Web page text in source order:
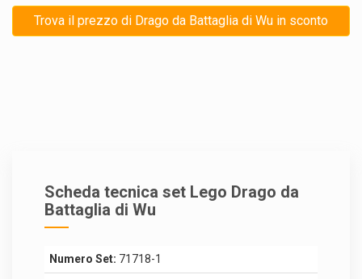
Trova il prezzo di Drago da Battaglia di Wu in sconto
Scheda tecnica set Lego Drago da
Battaglia di Wu
Numero Set: 71718-1